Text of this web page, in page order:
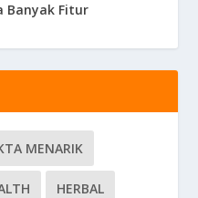
Banyak Fitur
MENARIK
HERBAL